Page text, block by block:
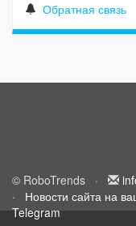
Обратная связь
© RoboTrends ·
· Новости сайта на
Telegram